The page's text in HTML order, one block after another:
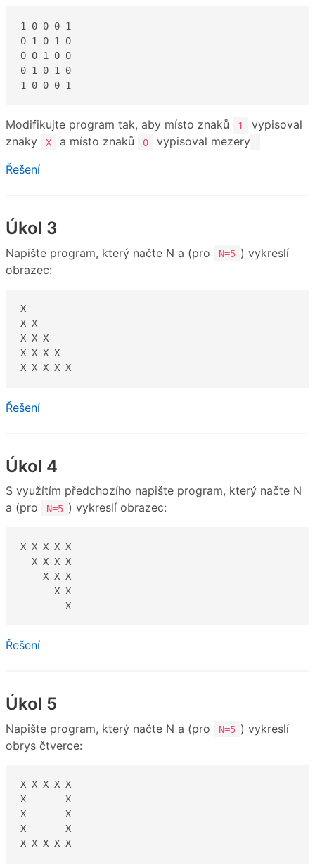
1 0 0 0 1
0 1 0 1 0
0 0 1 0 0
0 1 0 1 0
1 0 0 0 1
Modifikujte program tak, aby místo znaků 1
vypisoval
znaky
X a místo znaků 0
vypisoval mezery
Řešení
Úkol 3
Napište program, který načte N a (pro N=5 ) vykreslí
obrazec:
X
X X
X X X
X X X X
X X X X X
Řešení
Úkol 4
S využítím předchozího napište program, který načte N
a (pro
N=5 ) vykreslí obrazec:
X X X X X
  X X X X
    X X X
      X X
        X
Řešení
Úkol 5
Napište program, který načte N a (pro N=5 ) vykreslí
obrys čtverce:
X X X X X
X       X
X       X
X       X
X X X X X